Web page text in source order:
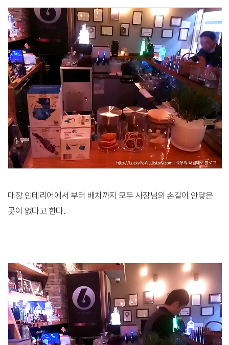
매장 인테리어에서 부터 배치까지 모두 사장님의 손길이 안닿은
곳이 없다고 한다.